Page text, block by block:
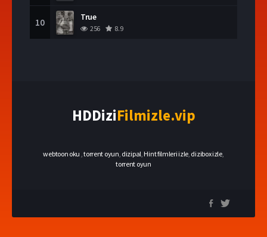
10 True
256 8.9
HDDiziFilmizle.vip
webtoon oku ,torrent oyun, dizipal, Hint filmleri izle, dizibox izle,
torrent oyun